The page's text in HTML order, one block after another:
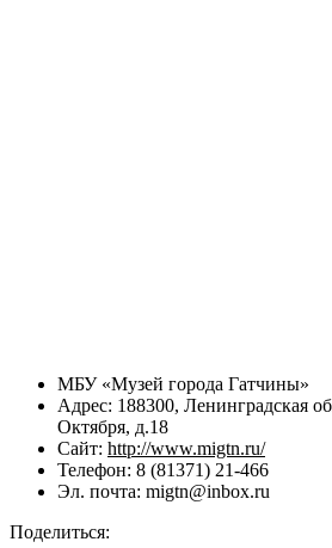
МБУ «Музей города Гатчины»
Адрес: 188300, Ленинградская
Октября, д.18
Сайт: http://www.migtn.ru/
Телефон: 8 (81371) 21-466
Эл. почта: migtn@inbox.ru
Поделиться: